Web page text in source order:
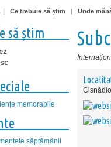
| Ce trebuie să știm | Unde
să știm
memorabile
săptămânii